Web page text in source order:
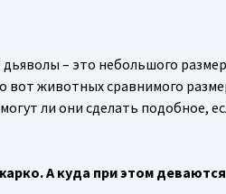
– это небольшого
вот животных сравнимого
ли они сделать подобное,
А куда при этом деваются